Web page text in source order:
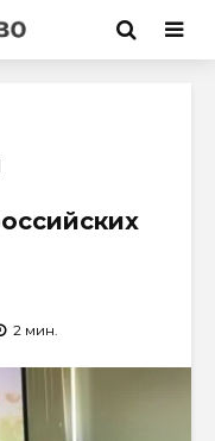
2 мин.